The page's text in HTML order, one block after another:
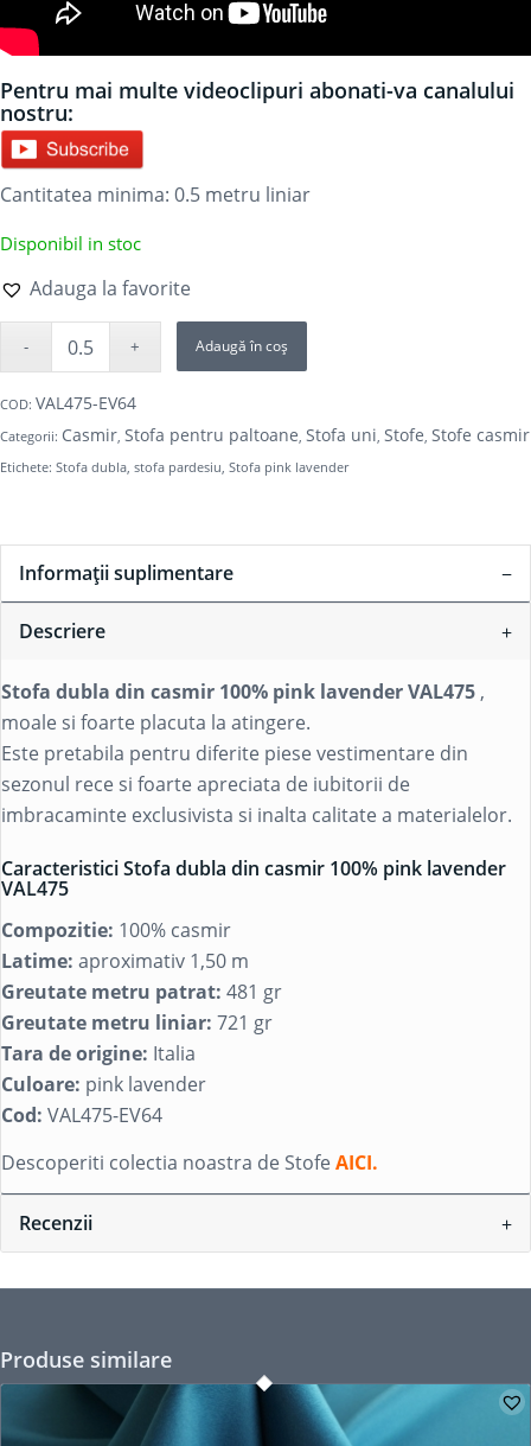
Pentru mai multe videoclipuri abonati-va canalului
nostru:
Cantitatea minima: 0.5 metru liniar
Disponibil in stoc
Adauga la favorite
Adaugă în coș
COD: VAL475-EV64
Categorii: Casmir, Stofa pentru paltoane, Stofa uni, Stofe, Stofe casmir
Etichete: Stofa dubla, stofa pardesiu, Stofa pink lavender
Descriere
Stofa dubla din casmir 100% pink lavender VAL475 ,
moale si foarte placuta la atingere.
Este pretabila pentru diferite piese vestimentare din
sezonul rece si foarte apreciata de iubitorii de
imbracaminte exclusivista si inalta calitate a materialelor.
Caracteristici Stofa dubla din casmir 100% pink lavender
VAL475
Compozitie: 100% casmir
Latime: aproximativ 1,50 m
Greutate metru patrat: 481 gr
Greutate metru liniar: 721 gr
Tara de origine: Italia
Culoare: pink lavender
Cod: VAL475-EV64
Descoperiti colectia noastra de StofeAICI.
Informații suplimentare
Recenzii
Produse similare